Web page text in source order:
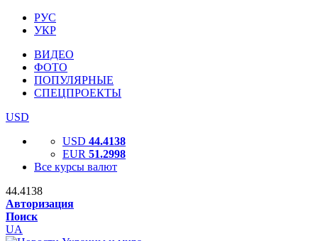
РУС
УКР
ВИДЕО
ФОТО
ПОПУЛЯРНЫЕ
СПЕЦПРОЕКТЫ
USD
USD 44.4138
EUR 51.2998
Все курсы валют
44.4138
Авторизация
Поиск
UA